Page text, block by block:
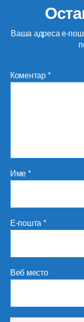
Ваша адреса е-
Коментар*
Име*
Е-пошта*
Веб место